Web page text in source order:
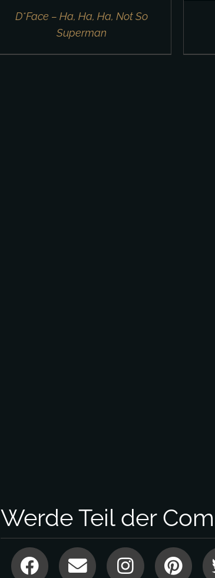
D*Face – Ha, Ha, Ha, Not So
Superman
Werde Teil der